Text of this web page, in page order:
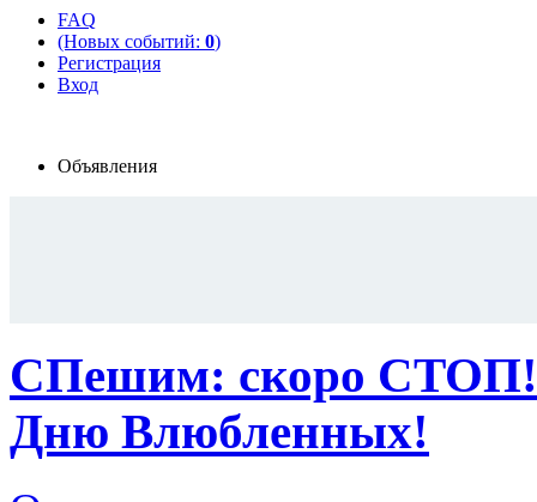
FAQ
(Новых событий: 0)
Регистрация
Вход
Объявления
СПешим: скоро
Дню Влюбленных!